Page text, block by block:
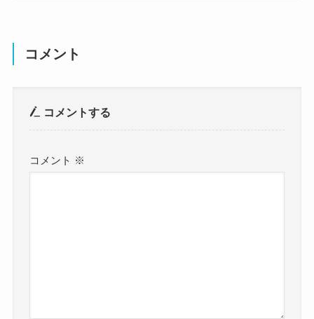
コメント
コメントする
コメント ※